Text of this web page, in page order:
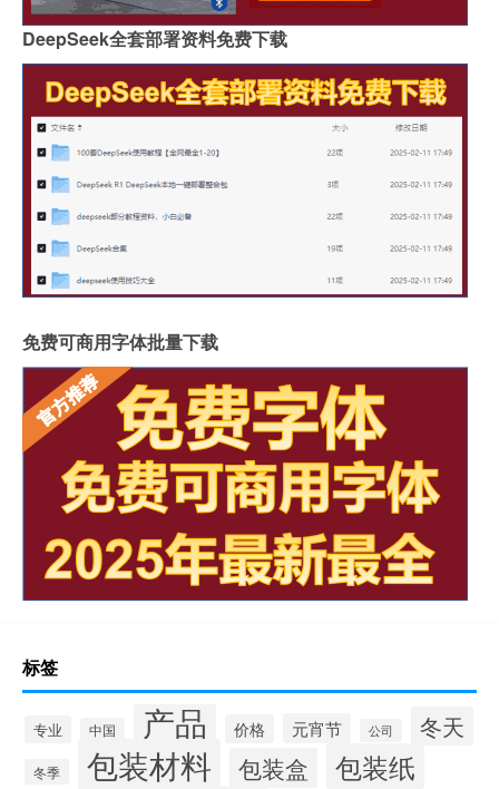
DeepSeek全套部署资料免费下载
免费可商用字体批量下载
标签
专业 中国 产品 价格 元宵节 公司 冬天
冬季 包装材料 包装盒 包装纸